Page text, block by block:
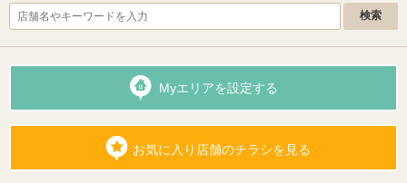
Myエリアを設定する
お気に入り店舗のチラシを見る